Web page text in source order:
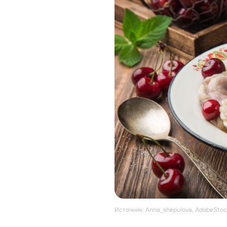
Источник: Anna_shepulova,